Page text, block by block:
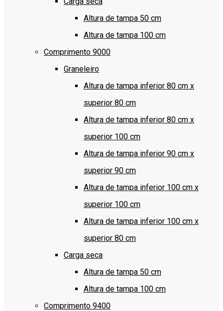
Altura de tampa 50 cm
Altura de tampa 100 cm
Comprimento 9000
Graneleiro
Altura de tampa inferior 80 cm x
superior 80 cm
Altura de tampa inferior 80 cm x
superior 100 cm
Altura de tampa inferior 90 cm x
superior 90 cm
Altura de tampa inferior 100 cm x
superior 100 cm
Altura de tampa inferior 100 cm x
superior 80 cm
Carga seca
Altura de tampa 50 cm
Altura de tampa 100 cm
Comprimento 9400